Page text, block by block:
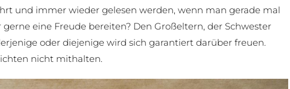
und immer wieder gelesen werden, wenn man gerade mal
eine Freude bereiten? Den Großeltern, der Schwester
oder diejenige wird sich garantiert darüber freuen.
nicht mithalten.